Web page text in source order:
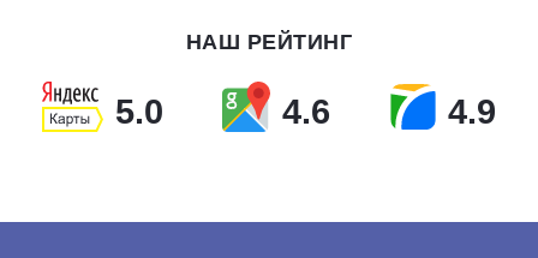
НАШ РЕЙТИНГ
5.0 4.6 4.9